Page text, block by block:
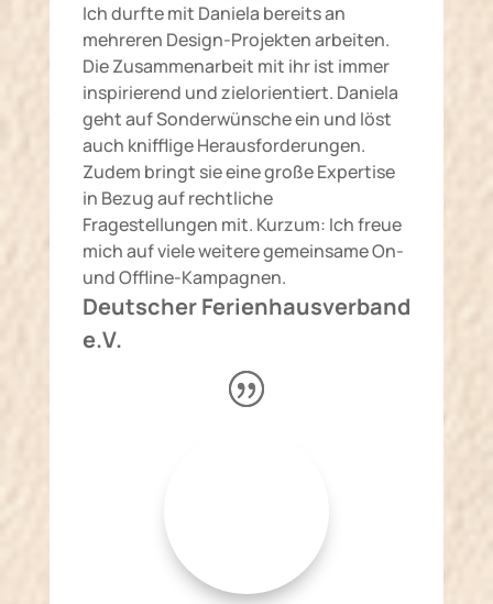
Ich durfte mit Daniela bereits an
mehreren Design-Projekten arbeiten.
Die Zusammenarbeit mit ihr ist immer
inspirierend und zielorientiert. Daniela
geht auf Sonderwünsche ein und löst
auch knifflige Herausforderungen.
Zudem bringt sie eine große Expertise
in Bezug auf rechtliche
Fragestellungen mit. Kurzum: Ich freue
mich auf viele weitere gemeinsame On-
und Offline-Kampagnen.
Deutscher Ferienhausverband
e.V.